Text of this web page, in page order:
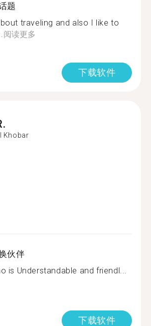
题
traveling and also I like to
阅读更多
下载软件
Khobar
伙伴
is Understandable and friendl...
下载软件